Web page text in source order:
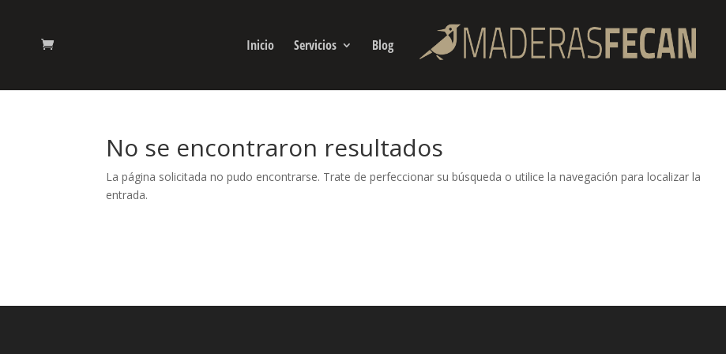
Inicio Servicios Blog
No se encontraron resultados
La página solicitada no pudo encontrarse. Trate de perfeccionar su búsqueda o utilice la navegación para localizar la
entrada.